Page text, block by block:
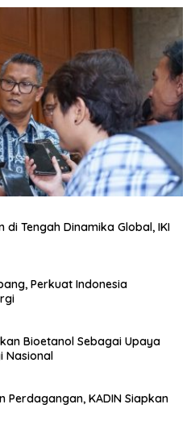
Tengah Dinamika Global, IKI
Perkuat Indonesia
Bioetanol Sebagai Upaya
Nasional
Perdagangan, KADIN Siapkan